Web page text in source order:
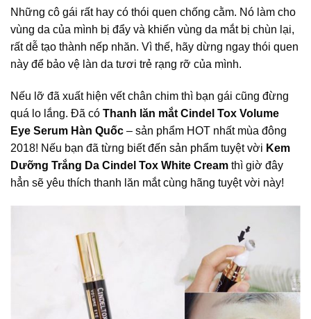
Những cô gái rất hay có thói quen chống cằm. Nó làm cho
vùng da của mình bị đẩy và khiến vùng da mắt bị chùn lại,
rất dễ tạo thành nếp nhăn. Vì thế, hãy dừng ngay thói quen
này để bảo vệ làn da tươi trẻ rạng rỡ của mình.
Nếu lỡ đã xuất hiện vết chân chim thì bạn gái cũng đừng
quá lo lắng. Đã có Thanh lăn mắt Cindel Tox Volume
Eye Serum Hàn Quốc – sản phẩm HOT nhất mùa đông
2018! Nếu bạn đã từng biết đến sản phẩm tuyệt vời Kem
Dưỡng Trắng Da Cindel Tox White Cream thì giờ đây
hẳn sẽ yêu thích thanh lăn mắt cùng hãng tuyệt vời này!